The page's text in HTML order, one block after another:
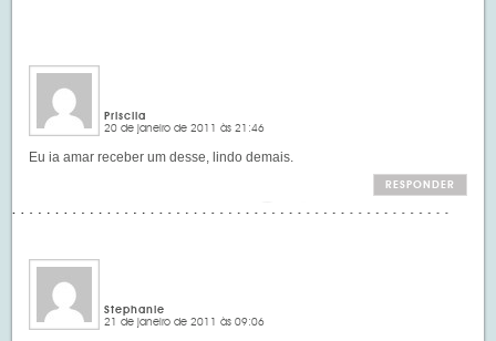
Priscila
20 de janeiro de 2011 às 21:46
Eu ia amar receber um desse, lindo demais.
RESPONDER
Stephanie
21 de janeiro de 2011 às 09:06